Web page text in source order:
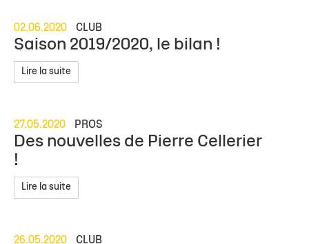
02.06.2020 CLUB
Saison 2019/2020, le bilan !
Lire la suite
27.05.2020 PROS
Des nouvelles de Pierre Cellerier
!
Lire la suite
26.05.2020 CLUB